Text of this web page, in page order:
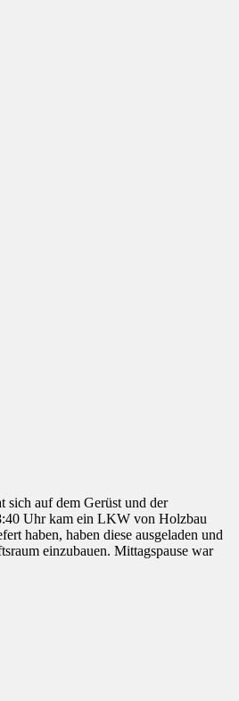
auf dem Gerüst und der
Uhr kam ein LKW von Holzbau
haben, haben diese ausgeladen und
einzubauen. Mittagspause war